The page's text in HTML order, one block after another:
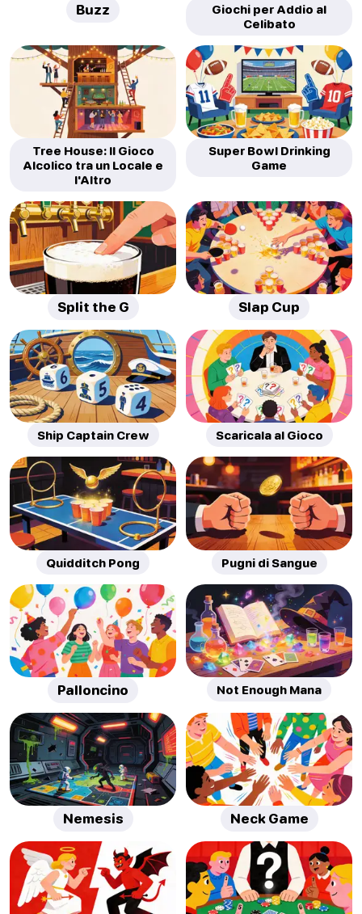
Buzz
Giochi per Addio al
Celibato
Tree House: Il Gioco
Alcolico tra un Locale e
l'Altro
Super Bowl Drinking
Game
Split the G Slap Cup
Ship Captain Crew Scaricala al Gioco
Quidditch Pong Pugni di Sangue
Palloncino Not Enough Mana
Nemesis Neck Game